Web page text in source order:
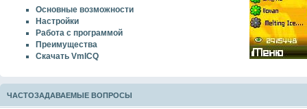
Основные возможности
Настройки
Работа с программой
Преимущества
Скачать VmICQ
ЧАСТОЗАДАВАЕМЫЕ ВОПРОСЫ